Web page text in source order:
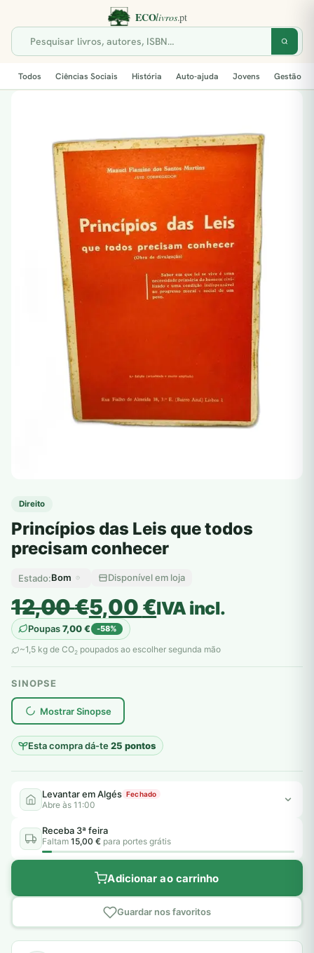
Todos Ciências Sociais História Auto-ajuda Jovens Gestão
Direito
Princípios das Leis que todos
precisam conhecer
Estado:Bom Disponível em loja
12,00€
O
preço
original
era:
12,00 €.
5,00€
O
preço
atual
é:
5,00 €.
IVA incl.
Poupas7,00€ -58%
~1,5 kg de CO2 poupados ao escolher segunda mão
SINOPSE
Mostrar Sinopse
Esta compra dá-te25 pontos
plantar árvores reais
Levantar em Algés Fechado
Abre às 11:00
Receba 3ª feira
Faltam 15,00 € para portes grátis
Adicionar ao carrinho
Guardar nos favoritos